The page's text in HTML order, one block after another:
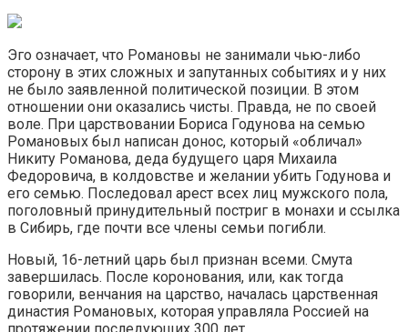
Эго означает, что Романовы не занимали чью-либо
сторону в этих сложных и запутанных событиях и у них
не было заявленной политической позиции. В этом
отношении они оказались чисты. Правда, не по своей
воле. При царствовании Бориса Годунова на семью
Романовых был написан донос, который «обличал»
Никиту Романова, деда будущего царя Михаила
Федоровича, в колдовстве и желании убить Годунова и
его семью. Последовал арест всех лиц мужского пола,
поголовный принудительный постриг в монахи и ссылка
в Сибирь, где почти все члены семьи погибли.
Новый, 16-летний царь был признан всеми. Смута
завершилась. После коронования, или, как тогда
говорили, венчания на царство, началась царственная
династия Романовых, которая управляла Россией на
протяжении последующих 300 лет.